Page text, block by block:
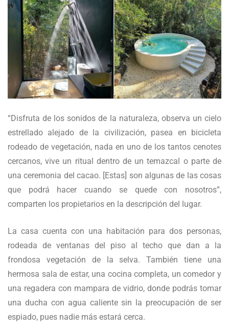
“Disfruta de los sonidos de la naturaleza, observa un cielo
estrellado alejado de la civilización, pasea en bicicleta
rodeado de vegetación, nada en uno de los tantos cenotes
cercanos, vive un ritual dentro de un temazcal o parte de
una ceremonia del cacao. [Estas] son algunas de las cosas
que podrá hacer cuando se quede con nosotros”,
comparten los propietarios en la descripción del lugar.
La casa cuenta con una habitación para dos personas,
rodeada de ventanas del piso al techo que dan a la
frondosa vegetación de la selva. También tiene una
hermosa sala de estar, una cocina completa, un comedor y
una regadera con mampara de vidrio, donde podrás tomar
una ducha con agua caliente sin la preocupación de ser
espiado, pues nadie más estará cerca.